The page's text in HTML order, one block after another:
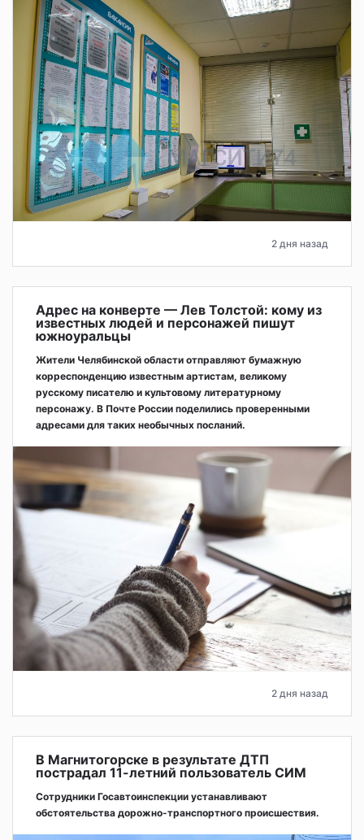
2 дня назад
Адрес на конверте — Лев Толстой: кому из
известных людей и персонажей пишут
южноуральцы
Жители Челябинской области отправляют бумажную
корреспонденцию известным артистам, великому
русскому писателю и культовому литературному
персонажу. В Почте России поделились проверенными
адресами для таких необычных посланий.
2 дня назад
В Магнитогорске в результате ДТП
пострадал 11-летний пользователь СИМ
Сотрудники Госавтоинспекции устанавливают
обстоятельства дорожно-транспортного происшествия.